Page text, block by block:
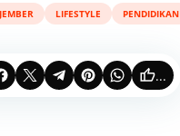
JEMBER LIFESTYLE PENDIDIKAN
...